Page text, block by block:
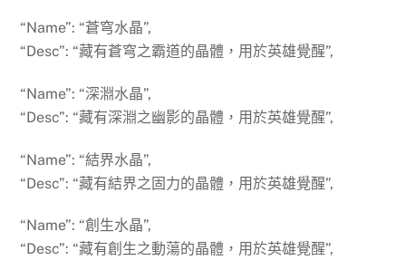
“Name”: “蒼穹水晶”,
“Desc”: “藏有蒼穹之霸道的晶體，用於英雄覺醒”,
“Name”: “深淵水晶”,
“Desc”: “藏有深淵之幽影的晶體，用於英雄覺醒”,
“Name”: “結界水晶”,
“Desc”: “藏有結界之固力的晶體，用於英雄覺醒”,
“Name”: “創生水晶”,
“Desc”: “藏有創生之動蕩的晶體，用於英雄覺醒”,